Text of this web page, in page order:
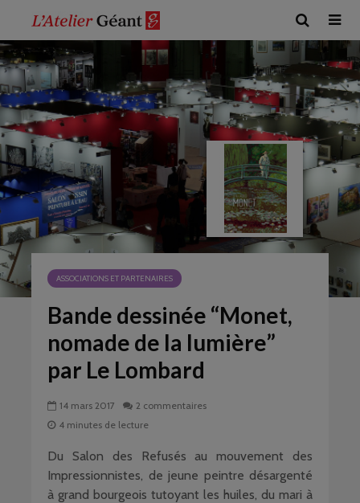
ASSOCIATIONS ET PARTENAIRES
Bande dessinée “Monet,
nomade de la lumière”
par Le Lombard
14 mars 2017
2 commentaires
4 minutes de lecture
Du Salon des Refusés au mouvement des
Impressionnistes, de jeune peintre désargenté
à grand bourgeois tutoyant les huiles, du mari à